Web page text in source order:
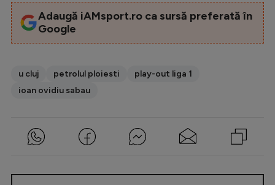
Adaugă iAMsport.ro ca sursă preferată în
Google
u cluj petrolul ploiesti
play-out liga 1
ioan ovidiu sabau